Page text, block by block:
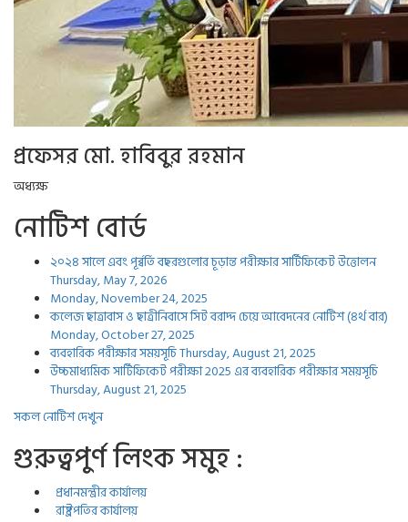
প্রফেসর মো. হাবিবুর রহমান
অধ্যক্ষ
নোটিশ বোর্ড
২০২৪ সালে এবং পূর্ব্বর্তি বছরগুলোর চূড়ান্ত পরীক্ষার সার্টিফিকেট উত্তোলন
Thursday, May 7, 2026
Monday, November 24, 2025
কলেজ ছাত্রাবাস ও ছাত্রীনিবাসে সিট বরাদ্দ চেয়ে আবেদনের নোটিশ (৪র্থ বার)
Monday, October 27, 2025
ব্যবহারিক পরীক্ষার সময়সূচিThursday, August 21, 2025
উচ্চমাধ্যমিক সার্টিফিকেট পরীক্ষা 2025 এর ব্যবহারিক পরীক্ষার সময়সূচি
Thursday, August 21, 2025
সকল নোটিশ দেখুন
গুরুত্বপুর্ণ লিংক সমুহ :
প্রধানমন্ত্রীর কার্যালয়
রাষ্ট্রপতির কার্যালয়